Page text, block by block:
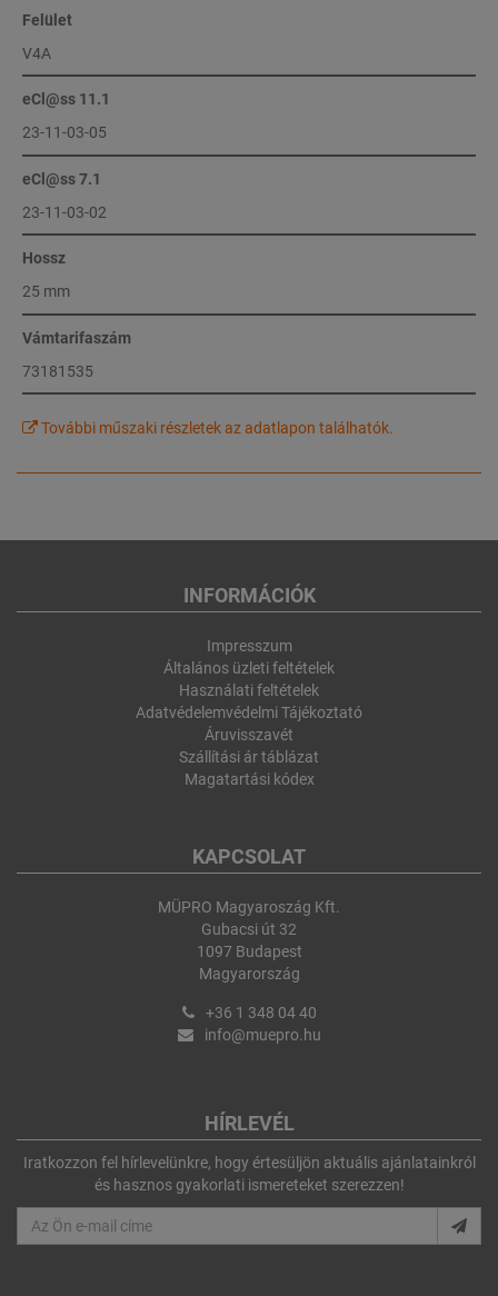
Felület
V4A
eCl@ss 11.1
23-11-03-05
eCl@ss 7.1
23-11-03-02
Hossz
25 mm
Vámtarifaszám
73181535
További műszaki részletek az adatlapon találhatók.
INFORMÁCIÓK
Impresszum
Általános üzleti feltételek
Használati feltételek
Adatvédelemvédelmi Tájékoztató
Áruvisszavét
Szállítási ár táblázat
Magatartási kódex
KAPCSOLAT
MÜPRO Magyaroszág Kft.
Gubacsi út 32
1097 Budapest
Magyarország
+36 1 348 04 40
info@muepro.hu
HÍRLEVÉL
Iratkozzon fel hírlevelünkre, hogy értesüljön aktuális ajánlatainkról
és hasznos gyakorlati ismereteket szerezzen!